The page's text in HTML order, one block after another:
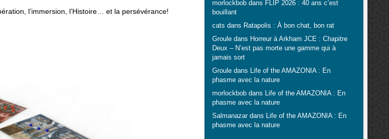
l’immersion, l’Histoire… et la persévérance!
morlockbobdans FLIP 2026 : 40 ans c’est
bouillant
cats dans Ratapolis : À bon chat, bon rat
Grouledans Horreur à Arkham JCE : Chapitre
Deux – N’est pas morte une gamme qui à
jamais sort
Grouledans Life of the AMAZONIA : En
phasme avec la nature
morlockbobdans Life of the AMAZONIA : En
phasme avec la nature
Salmanazardans Life of the AMAZONIA : En
phasme avec la nature